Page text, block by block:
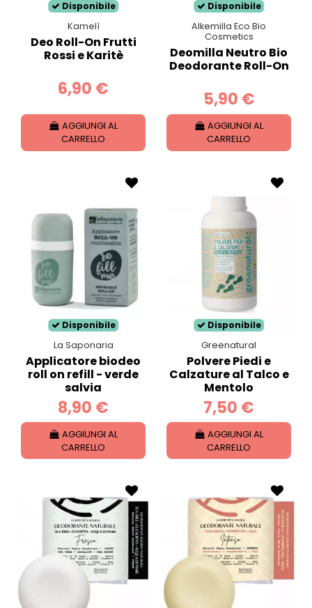
Disponibile
Kamelì
Deo Roll-On Frutti
Rossi e Karitè
6,90 €
AGGIUNGI AL
CARRELLO
Disponibile
Alkemilla Eco Bio
Cosmetics
Deomilla Neutro Bio
Deodorante Roll-On
5,90 €
AGGIUNGI AL
CARRELLO
Disponibile
La Saponaria
Applicatore biodeo
roll on refill - verde
salvia
8,90 €
AGGIUNGI AL
CARRELLO
Disponibile
Greenatural
Polvere Piedi e
Calzature al Talco e
Mentolo
7,50 €
AGGIUNGI AL
CARRELLO